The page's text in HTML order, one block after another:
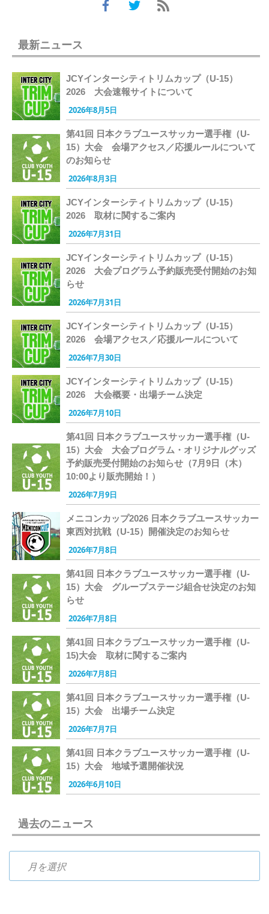
最新ニュース
JCYインターシティトリムカップ（U-15）
2026 大会速報サイトについて
2026年8月5日
第41回 日本クラブユースサッカー選手権（U-
15）大会 会場アクセス／応援ルールについて
のお知らせ
2026年8月3日
JCYインターシティトリムカップ（U-15）
2026 取材に関するご案内
2026年7月31日
JCYインターシティトリムカップ（U-15）
2026 大会プログラム予約販売受付開始のお知
らせ
2026年7月31日
JCYインターシティトリムカップ（U-15）
2026 会場アクセス／応援ルールについて
2026年7月30日
JCYインターシティトリムカップ（U-15）
2026 大会概要・出場チーム決定
2026年7月10日
第41回 日本クラブユースサッカー選手権（U-
15）大会 大会プログラム・オリジナルグッズ
予約販売受付開始のお知らせ（7月9日（木）
10:00より販売開始！）
2026年7月9日
メニコンカップ2026 日本クラブユースサッカー
東西対抗戦（U-15）開催決定のお知らせ
2026年7月8日
第41回 日本クラブユースサッカー選手権（U-
15）大会 グループステージ組合せ決定のお知
らせ
2026年7月8日
第41回 日本クラブユースサッカー選手権（U-
15)大会 取材に関するご案内
2026年7月8日
第41回 日本クラブユースサッカー選手権（U-
15）大会 出場チーム決定
2026年7月7日
第41回 日本クラブユースサッカー選手権（U-
15）大会 地域予選開催状況
2026年6月10日
過去のニュース